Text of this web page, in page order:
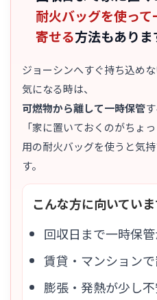
耐火バッグを使っ
寄せる方法もありま
ジョーシンへすぐ持ち込め
気になる時は、
可燃物から離して一時保管
「家に置いておくのがちょ
用の耐火バッグを使うと気
す。
こんな方に向いてい
回収日まで一時保
賃貸・マンション
膨張・発熱が少し